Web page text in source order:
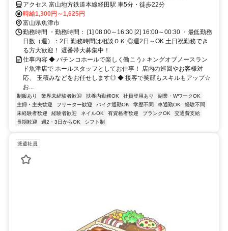
アクセス 富山地方鉄道本線経田駅 車5分・徒歩22分
時給1,300円～1,625円
富山県魚津市
勤務時間 ・勤務時間： [1] 08:00～16:30 [2] 16:00～00:30 ・最低勤務
日数（週）：2日 勤務時間は相談ＯＫ ◎週2日～OK 土日祝勤務でき
る方大歓迎！ 遅番帯大募集中！
仕事内容 ◆ パチンコホールで楽しく働こう♪ キングオブノースラン
ド魚津店で ホールスタッフとしてお仕事！ 店内の巡回やお客様対
応、 玉積みなどをお任せします◎ ◆ 接客で笑顔もスキルもアップ☆
お...
制服あり 業界未経験者歓迎 扶養内勤務OK 社員登用あり
副業・WワークOK
主婦・主夫歓迎
フリーター歓迎 バイク通勤OK 学歴不問 車通勤OK
経験不問
未経験者歓迎
経験者歓迎 ネイルOK 有資格者歓迎 ブランクOK
交通費支給
長期歓迎
週2・3日からOK シフト制
派遣社員